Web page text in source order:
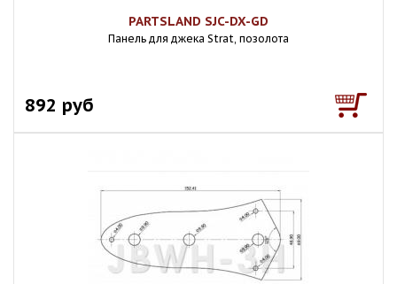
PARTSLAND SJC-DX-GD
Панель для джека Strat, позолота
892 руб